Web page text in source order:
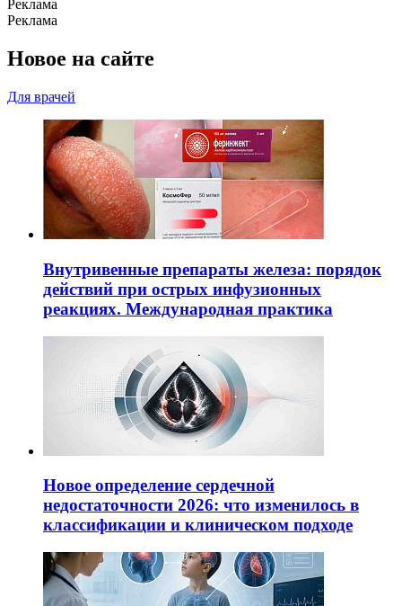
Реклама
Реклама
Новое на сайте
Для врачей
Внутривенные препараты железа: порядок
действий при острых инфузионных
реакциях. Международная практика
Новое определение сердечной
недостаточности 2026: что изменилось в
классификации и клиническом подходе